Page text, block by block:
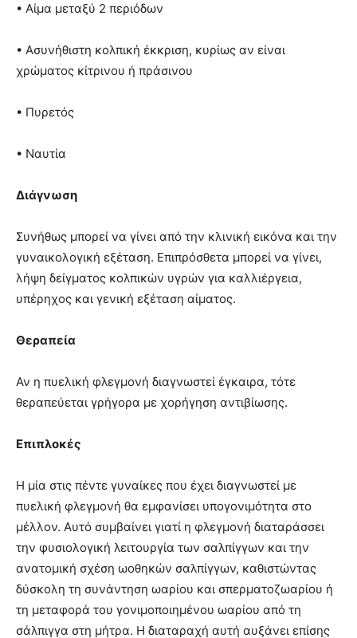
• Αίμα μεταξύ 2 περιόδων
• Ασυνήθιστη κολπική έκκριση, κυρίως αν είναι
χρώματος κίτρινου ή πράσινου
• Πυρετός
• Ναυτία
Διάγνωση
Συνήθως μπορεί να γίνει από την κλινική εικόνα και την
γυναικολογική εξέταση. Επιπρόσθετα μπορεί να γίνει,
λήψη δείγματος κολπικών υγρών για καλλιέργεια,
υπέρηχος και γενική εξέταση αίματος.
Θεραπεία
Αν η πυελική φλεγμονή διαγνωστεί έγκαιρα, τότε
θεραπεύεται γρήγορα με χορήγηση αντιβίωσης.
Επιπλοκές
Η μία στις πέντε γυναίκες που έχει διαγνωστεί με
πυελική φλεγμονή θα εμφανίσει υπογονιμότητα στο
μέλλον. Αυτό συμβαίνει γιατί η φλεγμονή διαταράσσει
την φυσιολογική λειτουργία των σαλπίγγων και την
ανατομική σχέση ωοθηκών σαλπίγγων, καθιστώντας
δύσκολη τη συνάντηση ωαρίου και σπερματοζωαρίου ή
τη μεταφορά του γονιμοποιημένου ωαρίου από τη
σάλπιγγα στη μήτρα. Η διαταραχή αυτή αυξάνει επίσης